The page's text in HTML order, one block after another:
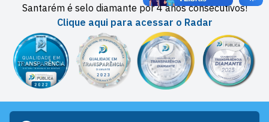
Santarém é selo diamante por 4 anos consecutivos!
Clique aqui para acessar o Radar